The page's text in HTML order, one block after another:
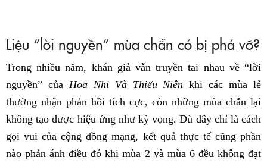
Liệu “lời nguyền” mùa chẵn có bị phá vỡ?
Trong nhiều năm, khán giả vẫn truyền tai nhau về “lời
nguyền” của Hoa Nhi Và Thiếu Niên khi các mùa lẻ
thường nhận phản hồi tích cực, còn những mùa chẵn lại
không tạo được hiệu ứng như kỳ vọng. Dù đây chỉ là cách
gọi vui của cộng đồng mạng, kết quả thực tế cũng phần
nào phản ánh điều đó khi mùa 2 và mùa 6 đều không đạt